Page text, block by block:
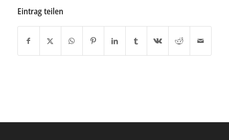
Eintrag teilen